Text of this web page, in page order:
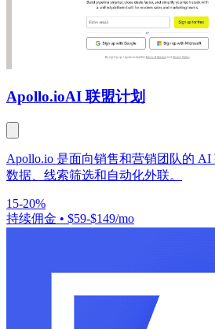
Apollo.ioAI 联盟计划
Apollo.io 是面向销售和营销团队的 AI
数据、线索筛选和自动化外联。
15-20%
持续佣金 • $59-$149/mo